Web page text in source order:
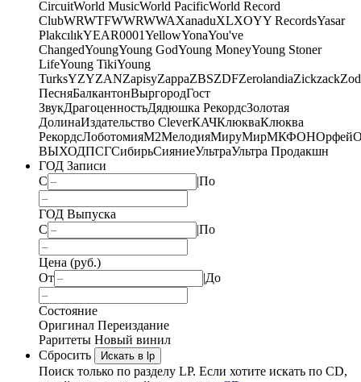
CircuitWorld MusicWorld PacificWorld Record
ClubWRWTFWWRWWAXanaduXLXOYY RecordsYasar
PlakcılıkYEAR0001YellowYonaYou've
ChangedYoungYoung GodYoung MoneyYoung Stoner
LifeYoung TikiYoung
TurksYZYZANZapisyZappaZBSZDFZerolandiaZickzack
ПесняБалкантонВыргородГост
ЗвукДрагоценностьДядюшка РекордсЗолотая
ДолинаИздательство CleverКАЧКлюкваКлюква
РекордсЛоботомияМ2МелодияМируМирМКФОНОрфей
ВЫХОДПСГСибирьСияниеУльтраУльтра Продакшн
ГОД Записи
С
|По
ГОД Выпуска
С
|По
Цена (руб.)
От
|До
Состояние
Оригинал Переиздание
Раритеты Новый винил
Сбросить
Искать в lp
Поиск только по разделу LP. Если хотите искать по CD,